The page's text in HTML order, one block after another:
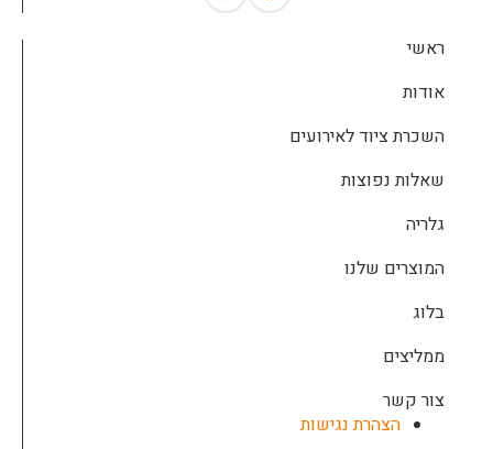
ראשי
אודות
השכרת ציוד לאירועים
שאלות נפוצות
גלריה
המוצרים שלנו
בלוג
ממליצים
צור קשר
הצהרת נגישות